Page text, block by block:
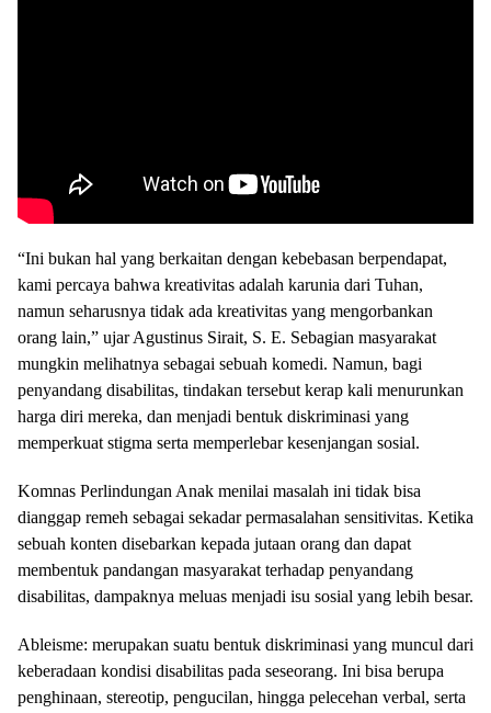
“Ini bukan hal yang berkaitan dengan kebebasan berpendapat,
kami percaya bahwa kreativitas adalah karunia dari Tuhan,
namun seharusnya tidak ada kreativitas yang mengorbankan
orang lain,” ujar Agustinus Sirait, S. E. Sebagian masyarakat
mungkin melihatnya sebagai sebuah komedi. Namun, bagi
penyandang disabilitas, tindakan tersebut kerap kali menurunkan
harga diri mereka, dan menjadi bentuk diskriminasi yang
memperkuat stigma serta memperlebar kesenjangan sosial.
Komnas Perlindungan Anak menilai masalah ini tidak bisa
dianggap remeh sebagai sekadar permasalahan sensitivitas. Ketika
sebuah konten disebarkan kepada jutaan orang dan dapat
membentuk pandangan masyarakat terhadap penyandang
disabilitas, dampaknya meluas menjadi isu sosial yang lebih besar.
Ableisme: merupakan suatu bentuk diskriminasi yang muncul dari
keberadaan kondisi disabilitas pada seseorang. Ini bisa berupa
penghinaan, stereotip, pengucilan, hingga pelecehan verbal, serta